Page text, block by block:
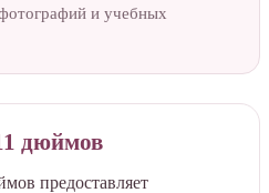
и учебных
дюймов
предоставляет